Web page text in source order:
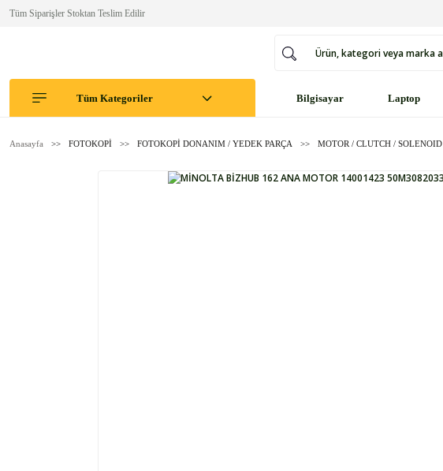
Tüm Siparişler Stoktan Teslim Edilir
Tüm Kategoriler Bilgisayar Laptop
Anasayfa FOTOKOPİ FOTOKOPİ DONANIM / YEDEK PARÇA MOTOR / CLUTCH / SOLENOID